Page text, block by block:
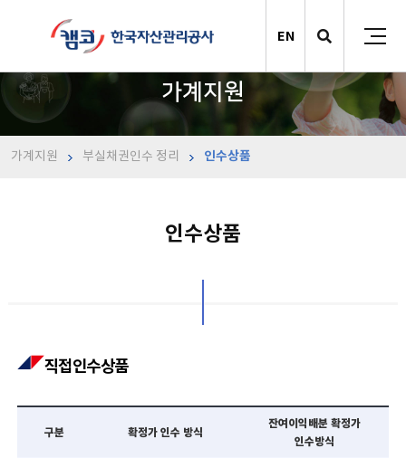
EN
가계지원
가계지원 부실채권인수 정리 인수상품
인수상품
직접인수상품
구분 확정가 인수 방식
잔여이익배분 확정가
인수방식